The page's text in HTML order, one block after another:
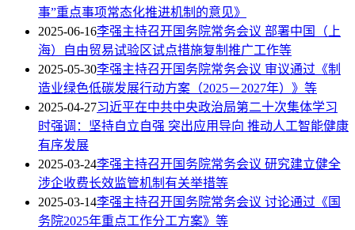
事”重点事项常态化推进机制的意见》
2025-06-16李强主持召开国务院常务会议 部署中国（上
海）自由贸易试验区试点措施复制推广工作等
2025-05-30李强主持召开国务院常务会议 审议通过《制
造业绿色低碳发展行动方案（2025－2027年）》等
2025-04-27习近平在中共中央政治局第二十次集体学习
时强调：坚持自立自强 突出应用导向 推动人工智能健康
有序发展
2025-03-24李强主持召开国务院常务会议 研究建立健全
涉企收费长效监管机制有关举措等
2025-03-14李强主持召开国务院常务会议 讨论通过《国
务院2025年重点工作分工方案》等